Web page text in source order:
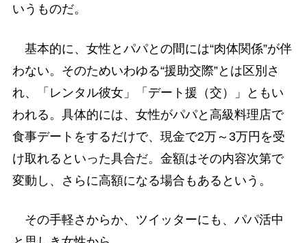
いうものだ。
基本的に、女性とパパとの間には“肉体関係”が伴
わない。そのためいわゆる“援助交際”とは区別さ
れ、「レンタル彼女」「デート援（交）」ともい
われる。具体的には、女性がパパと高級料理店で
食事デートをするだけで、現金で2万～3万円を受
け取れるといった具合だ。金額はその内容次第で
変動し、さらに高額になる場合もあるという。
その手軽さからか、ツイッターにも、パパ活中